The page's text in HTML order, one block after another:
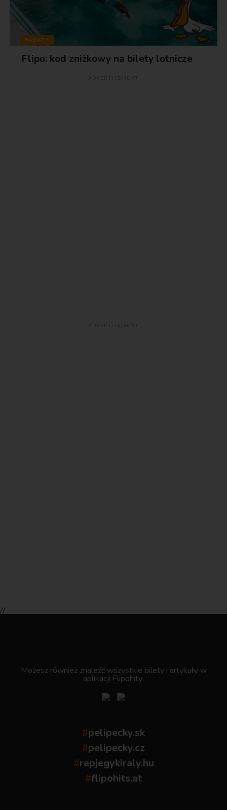
RABATY
Flipo: kod zniżkowy na bilety lotnicze
//
Możesz również znaleźć wszystkie bilety i artykuły w
aplikacji Flipohity:
#pelipecky.sk
#pelipecky.cz
#repjegykiraly.hu
#flipohits.at